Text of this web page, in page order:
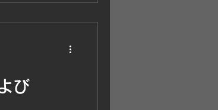
リフトなどの基
ニングです。
学療法士とし
び